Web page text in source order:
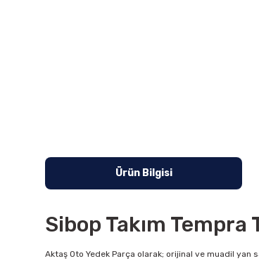
Ürün Bilgisi
Sibop Takım Tempra
Aktaş Oto Yedek Parça olarak; orijinal ve muadil